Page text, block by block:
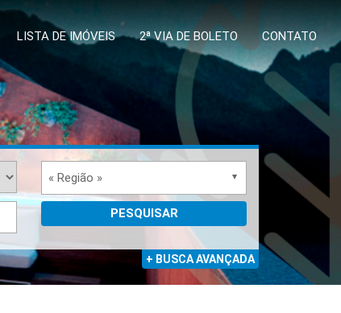
LISTA DE IMÓVEIS 2ª VIA DE BOLETO CONTATO
« Região »
PESQUISAR
+ BUSCA AVANÇADA